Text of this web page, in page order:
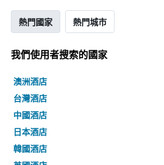
熱門國家 熱門城市
我們使用者搜索的國家
澳洲酒店
台灣酒店
中國酒店
日本酒店
韓國酒店